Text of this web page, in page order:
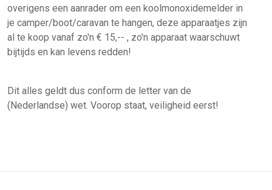
overigens een aanrader om een koolmonoxidemelder in
je camper/boot/caravan te hangen, deze apparaatjes zijn
al te koop vanaf zo'n € 15,-- , zo'n apparaat waarschuwt
bijtijds en kan levens redden!
Dit alles geldt dus conform de letter van de
(Nederlandse) wet. Voorop staat, veiligheid eerst!